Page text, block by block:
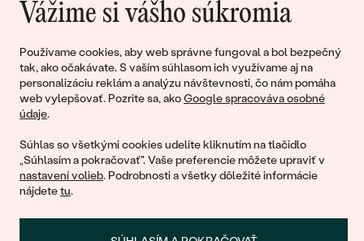
Vážime si vášho súkromia
Používame cookies, aby web správne fungoval a bol bezpečný
tak, ako očakávate. S vaším súhlasom ich využívame aj na
personalizáciu reklám a analýzu návštevnosti, čo nám pomáha
web vylepšovať. Pozrite sa, akoGoogle spracováva osobné
údaje.
Súhlas so všetkými cookies udelíte kliknutím na tlačidlo
„Súhlasím a pokračovať". Vaše preferencie môžete upraviť v
nastavení volieb. Podrobnosti a všetky dôležité informácie
nájdetetu.
Pripojte sa k nám!
© 2011 - 2026, Eppi.sk